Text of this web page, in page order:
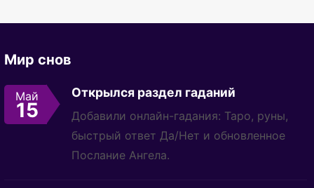
Мир снов
Май
15
Открылся раздел гаданий
Добавили онлайн-гадания: Таро, руны,
быстрый ответ Да/Нет и обновленное
Послание Ангела.